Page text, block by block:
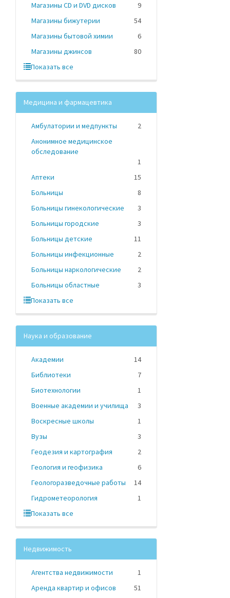
Магазины CD и DVD дисков
9
Магазины бижутерии
54
Магазины бытовой химии
6
Магазины джинсов
80
Показать все
Медицина и фармацевтика
Амбулатории и медпункты
2
Анонимное медицинское
обследование
1
Аптеки
15
Больницы
8
Больницы гинекологические
3
Больницы городские
3
Больницы детские
11
Больницы инфекционные
2
Больницы наркологические
2
Больницы областные
3
Показать все
Наука и образование
Академии
14
Библиотеки
7
Биотехнологии
1
Военные академии и училища
3
Воскресные школы
1
Вузы
3
Геодезия и картография
2
Геология и геофизика
6
Геологоразведочные работы
14
Гидрометеорология
1
Показать все
Недвижимость
Агентства недвижимости
1
Аренда квартир и офисов
51